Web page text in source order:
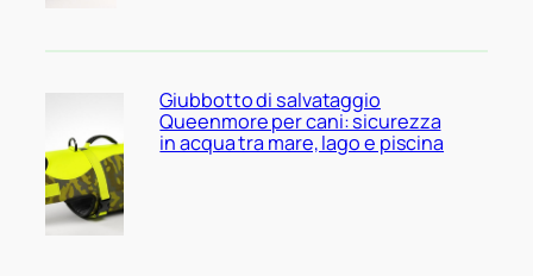
Giubbotto di salvataggio
Queenmore per cani: sicurezza
in acqua tra mare, lago e piscina